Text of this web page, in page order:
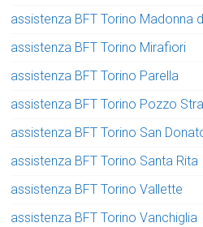
assistenza BFT Torino Madonna
assistenza BFT Torino Mirafiori
assistenza BFT Torino Parella
assistenza BFT Torino Pozzo
assistenza BFT Torino San
assistenza BFT Torino Santa Rita
assistenza BFT Torino Vallette
assistenza BFT Torino Vanchiglia